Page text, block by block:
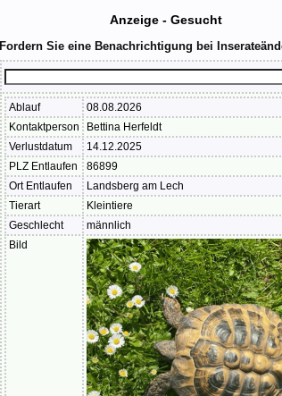
Anzeige - Gesucht
Fordern Sie eine Benachrichtigung bei
Ablauf
08.08.2026
Kontaktperson
Bettina Herfeldt
Verlustdatum
14.12.2025
PLZ Entlaufen
86899
Ort Entlaufen
Landsberg am Lech
Tierart
Kleintiere
Geschlecht
männlich
Bild